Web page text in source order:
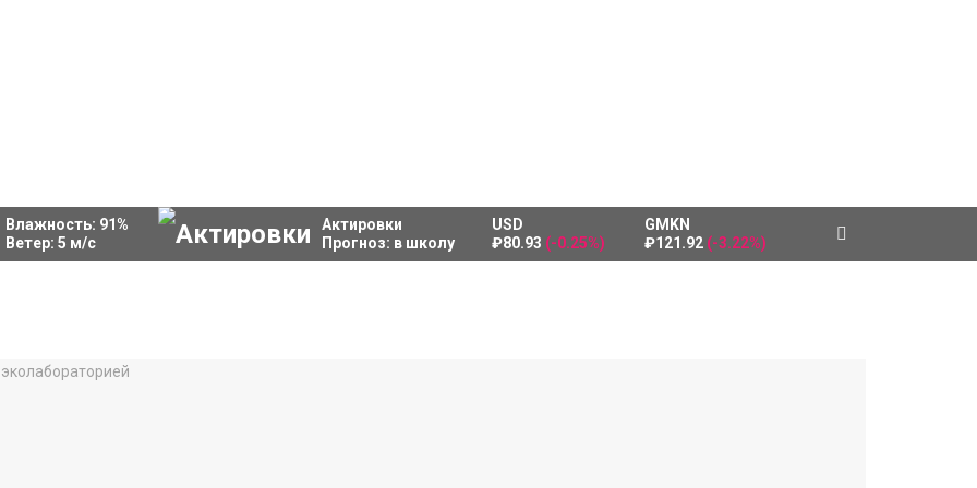
Влажность: 91%
Ветер: 5 м/с
Актировки
Прогноз: в школу
USD
₽80.93 (-0.25%)
GMKN
₽121.92 (-3.22%)